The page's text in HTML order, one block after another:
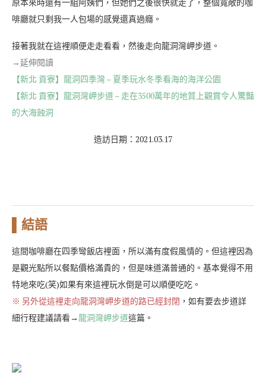
啡廳就只剩我一人包場的感覺還真過癮。
接著我就在這裡順便走走看看，然後走向龍洞灣岬步道。
→延伸閱讀
【新北 貢寮】龍洞四季灣 – 夏季玩水冬季看海的海洋公園
【新北 貢寮】龍洞灣岬步道 – 走在3500萬年的地質上觀賞令人驚豔
的大海蝕洞
造訪日期：2021.03.17
▌結語
這間咖啡廳在四季彎飯店裡面，所以滿有度假風情的。但這裡因為
是觀光點所以餐點價格滿貴的，但是味道滿普通的。基本覺得不用
特地來吃(笑)如果有來這裡玩水倒是可以順便吃吃。
※ 另外從這裡走向龍洞灣岬步道的路已經封閉 ，如有要去步道詳
細行程建議請看→龍洞灣岬步道這篇。